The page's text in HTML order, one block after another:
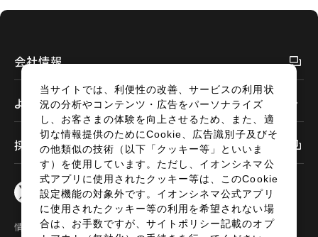
会社情報
よくあるご質問
採用情報
情報セキュリティ
サイトポリシー
当サイトでは、利便性の改善、サービスの利用状
況の分析やコンテンツ・広告をパーソナライズ
し、お客さまの体験を向上させるため、また、適
切な情報提供のためにCookie、広告識別子及びそ
の他類似の技術（以下「クッキー等」といいま
す）を使用しています。ただし、イオンシネマ公
式アプリに使用されたクッキー等は、このCookie
設定機能の対象外です。イオンシネマ公式アプリ
に使用されたクッキー等の利用を希望されない場
合は、お手数ですが、サイトポリシー記載のオプ